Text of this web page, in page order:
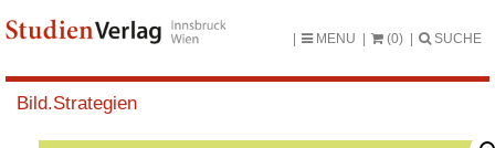
MENU (0) SUCHE
Bild.Strategien